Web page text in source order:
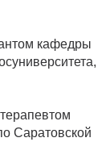
кафедры
Саратовской